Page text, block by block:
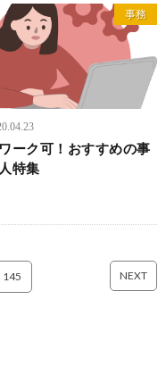
事務
ーク可！おすすめの事
特集
145 NEXT